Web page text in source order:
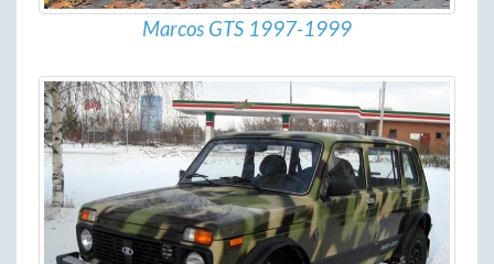
Marcos GTS 1997-1999